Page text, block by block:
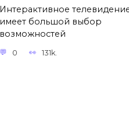
Интерактивное
имеет большой выбор
возможностей
0 131k.